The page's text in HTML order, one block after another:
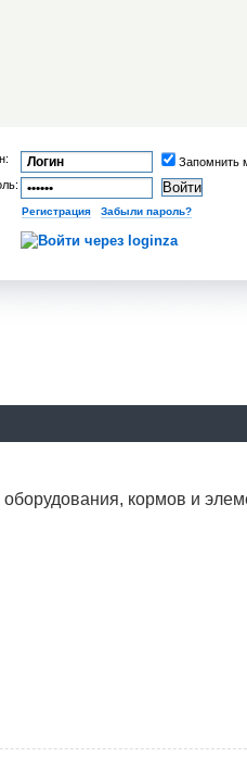
Запомнить
Регистрация| Забыли пароль?
кормов и